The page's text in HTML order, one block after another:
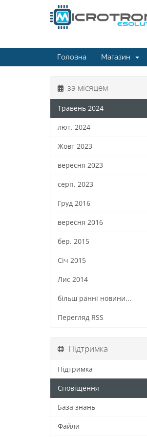
Головна Магазин
за місяцем
Травень 2024
лют. 2024
Жовт 2023
вересня 2023
серп. 2023
Груд 2016
вересня 2016
бер. 2015
Січ 2015
Лис 2014
більш ранні новини...
Перегляд RSS
Підтримка
Підтримка
Сповіщення
База знань
Файли